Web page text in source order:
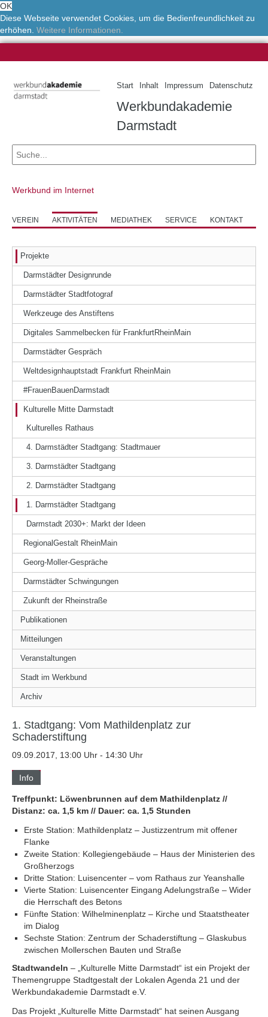
OK
Diese Webseite verwendet Cookies, um die Bedienfreundlichkeit zu
erhöhen. Weitere Informationen.
Start Inhalt Impressum Datenschutz
Werkbundakademie
Darmstadt
Werkbund im Internet
VEREIN AKTIVITÄTEN MEDIATHEK SERVICE KONTAKT
Projekte
Darmstädter Designrunde
Darmstädter Stadtfotograf
Werkzeuge des Anstiftens
Digitales Sammelbecken für FrankfurtRheinMain
Darmstädter Gespräch
Weltdesignhauptstadt Frankfurt RheinMain
#FrauenBauenDarmstadt
Kulturelle Mitte Darmstadt
Kulturelles Rathaus
4. Darmstädter Stadtgang: Stadtmauer
3. Darmstädter Stadtgang
2. Darmstädter Stadtgang
1. Darmstädter Stadtgang
Darmstadt 2030+: Markt der Ideen
RegionalGestalt RheinMain
Georg-Moller-Gespräche
Darmstädter Schwingungen
Zukunft der Rheinstraße
Publikationen
Mitteilungen
Veranstaltungen
Stadt im Werkbund
Archiv
1. Stadtgang: Vom Mathildenplatz zur
Schaderstiftung
09.09.2017, 13:00 Uhr - 14:30 Uhr
Info
Treffpunkt: Löwenbrunnen auf dem Mathildenplatz //
Distanz: ca. 1,5 km // Dauer: ca. 1,5 Stunden
Erste Station: Mathildenplatz – Justizzentrum mit offener
Flanke
Zweite Station: Kollegiengebäude – Haus der Ministerien des
Großherzogs
Dritte Station: Luisencenter – vom Rathaus zur Yeanshalle
Vierte Station: Luisencenter Eingang Adelungstraße – Wider
die Herrschaft des Betons
Fünfte Station: Wilhelminenplatz – Kirche und Staatstheater
im Dialog
Sechste Station: Zentrum der Schaderstiftung – Glaskubus
zwischen Mollerschen Bauten und Straße
Stadtwandeln – „Kulturelle Mitte Darmstadt“ ist ein Projekt der
Themengruppe Stadtgestalt der Lokalen Agenda 21 und der
Werkbundakademie Darmstadt e.V.
Das Projekt „Kulturelle Mitte Darmstadt“ hat seinen Ausgang